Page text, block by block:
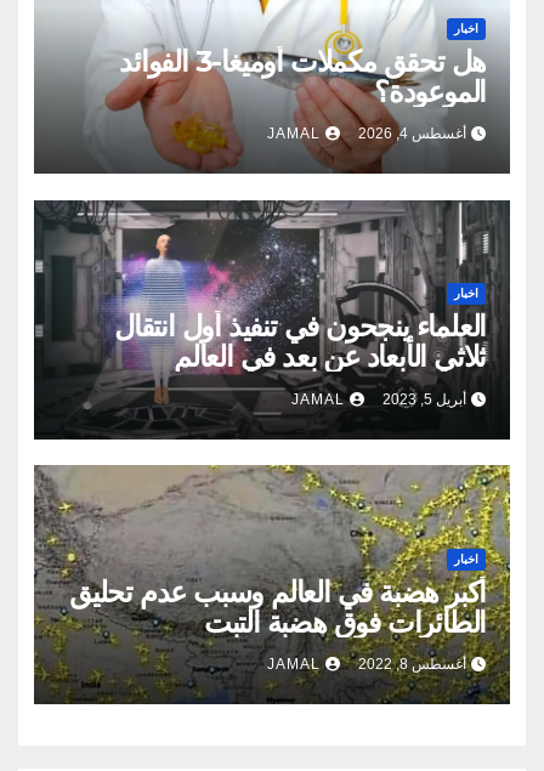
اخبار
هل تحقق مكملات أوميغا-3 الفوائد
الموعودة؟
أغسطس 4, 2026 JAMAL
اخبار
العلماء ينجحون في تنفيذ أول انتقال
ثلاثي الأبعاد عن بعد في العالم
أبريل 5, 2023 JAMAL
اخبار
أكبر هضبة في العالم وسبب عدم تحليق
الطائرات فوق هضبة التبت
أغسطس 8, 2022 JAMAL